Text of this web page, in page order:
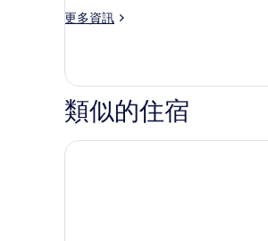
間
室,
可
使
用
更多資訊
更
別
墅,
1
間
臥
類似的住宿
烏布瑪雅度假村及水療中心